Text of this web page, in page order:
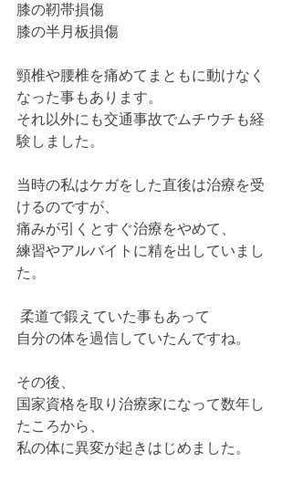
膝の靭帯損傷
膝の半月板損傷
頸椎や腰椎を痛めてまともに動けなく
なった事もあります。
それ以外にも交通事故でムチウチも経
験しました。
当時の私はケガをした直後は治療を受
けるのですが、
痛みが引くとすぐ治療をやめて、
練習やアルバイトに精を出していまし
た。
柔道で鍛えていた事もあって
自分の体を過信していたんですね。
その後、
国家資格を取り治療家になって数年し
たころから、
私の体に異変が起きはじめました。